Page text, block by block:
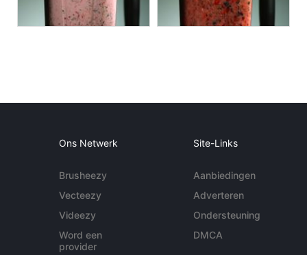
Ons Netwerk
Brusheezy
Vecteezy
Videezy
Word een
provider
Site-Links
Aanbiedingen
Adverteren
Ondersteuning
DMCA